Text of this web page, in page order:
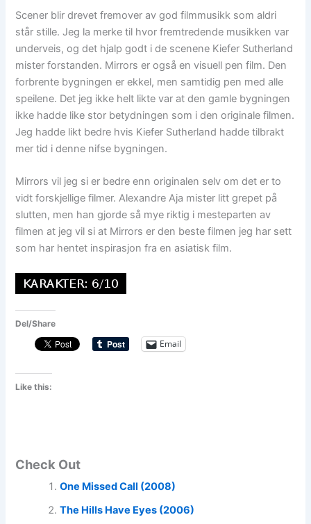
Scener blir drevet fremover av god filmmusikk som aldri
står stille. Jeg la merke til hvor fremtredende musikken var
underveis, og det hjalp godt i de scenene Kiefer Sutherland
mister forstanden. Mirrors er også en visuell pen film. Den
forbrente bygningen er ekkel, men samtidig pen med alle
speilene. Det jeg ikke helt likte var at den gamle bygningen
ikke hadde like stor betydningen som i den originale filmen.
Jeg hadde likt bedre hvis Kiefer Sutherland hadde tilbrakt
mer tid i denne nifse bygningen.
Mirrors vil jeg si er bedre enn originalen selv om det er to
vidt forskjellige filmer. Alexandre Aja mister litt grepet på
slutten, men han gjorde så mye riktig i mesteparten av
filmen at jeg vil si at Mirrors er den beste filmen jeg har sett
som har hentet inspirasjon fra en asiatisk film.
Del/Share
Email
Like this:
Check Out
One Missed Call (2008)
The Hills Have Eyes (2006)